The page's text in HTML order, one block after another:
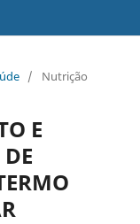
/ Nutrição
E